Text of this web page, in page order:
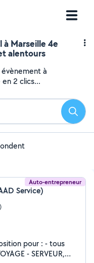
Marseille 4e
alentours
à
2 clics...
Auto-entrepreneur
Service)
pour : - tous